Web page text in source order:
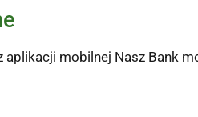
mobilnej Nasz Bank